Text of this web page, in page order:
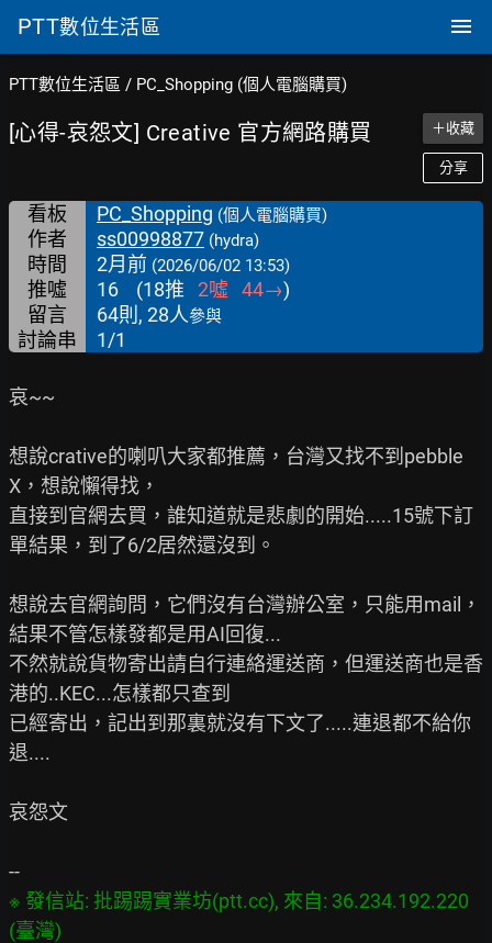
PTT數位生活區
PTT數位生活區 / PC_Shopping (個人電腦購買)
[心得-哀怨文] Creative 官方網路購買 ＋收藏
分享
看板 PC_Shopping (個人電腦購買)
作者 ss00998877 (hydra)
時間 2月前 (2026/06/02 13:53)
推噓 16 (18推 2噓 44→)
留言
64則, 28人參與
討論串 1/1
哀~~
想說crative的喇叭大家都推薦，台灣又找不到pebble
X，想說懶得找，
直接到官網去買，誰知道就是悲劇的開始.....15號下訂
單結果，到了6/2居然還沒到。
想說去官網詢問，它們沒有台灣辦公室，只能用mail，
結果不管怎樣發都是用AI回復...
不然就說貨物寄出請自行連絡運送商，但運送商也是香
港的..KEC...怎樣都只查到
已經寄出，記出到那裏就沒有下文了.....連退都不給你
退....
哀怨文
※ 發信站: 批踢踢實業坊(ptt.cc), 來自: 36.234.192.220
(臺灣)